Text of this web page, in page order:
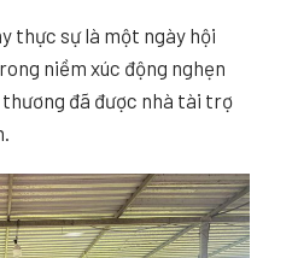
thực sự là một ngày hội
niềm xúc động nghẹn
thương đã được nhà tài trợ